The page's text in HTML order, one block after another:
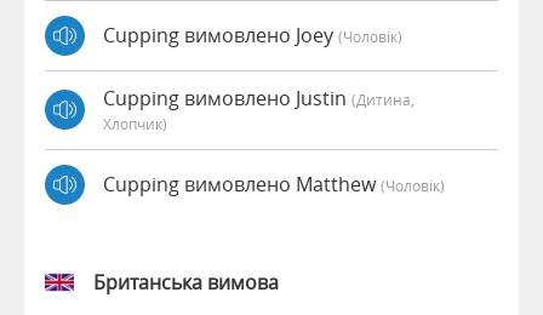
Cupping вимовлено Joey (чоловік)
Cupping вимовлено Justin (дитина,
Хлопчик)
Cupping вимовлено Matthew(чоловік)
Британська вимова